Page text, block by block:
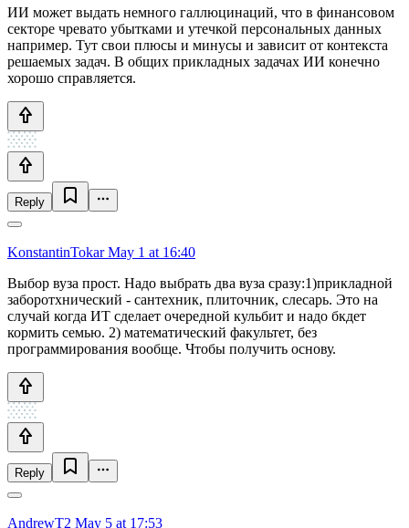
ИИ может выдать немного галлюцинаций, что в финансовом
секторе чревато убытками и утечкой персональных данных
например. Тут свои плюсы и минусы и зависит от контекста
решаемых задач. В общих прикладных задачах ИИ конечно
хорошо справляется.
Reply
KonstantinTokarMay 1 at 16:40
Выбор вуза прост. Надо выбрать два вуза сразу:1)прикладной
заборотхнический - сантехник, плиточник, слесарь. Это на
случай когда ИТ сделает очередной кульбит и надо бкдет
кормить семью. 2) математический факультет, без
программирования вообще. Чтобы получить основу.
Reply
AndrewT2 May 5 at 17:53